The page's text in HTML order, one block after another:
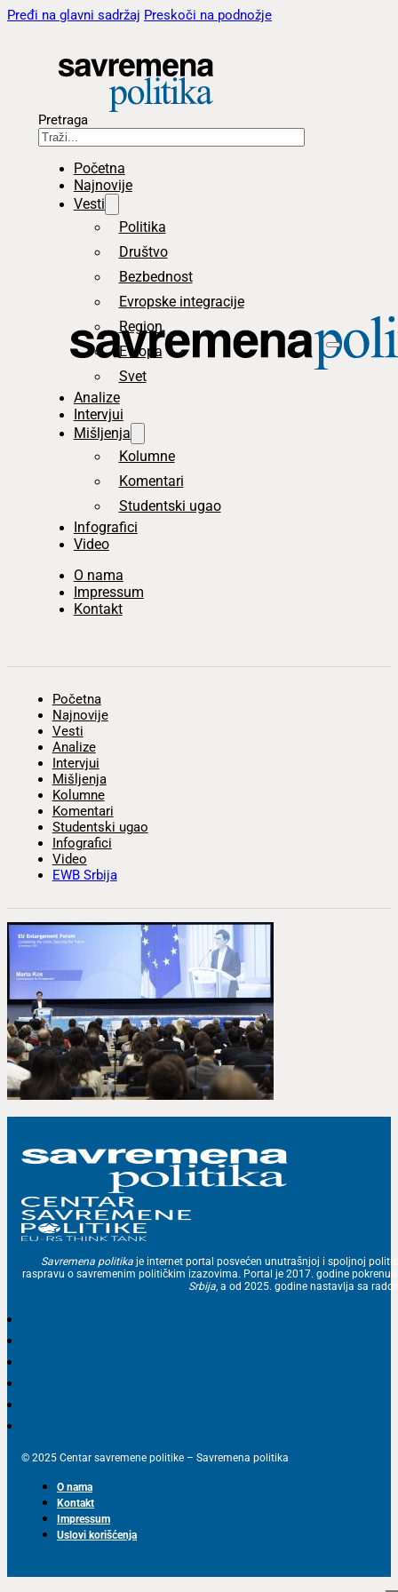
Pređi na glavni sadržaj Preskoči na podnožje
Pretraga
Početna
Najnovije
Vesti
Politika
Društvo
Bezbednost
Evropske integracije
Region
Evropa
Svet
Analize
Intervjui
Mišljenja
Kolumne
Komentari
Studentski ugao
Infografici
Video
O nama
Impressum
Kontakt
Početna
Najnovije
Vesti
Analize
Intervjui
Mišljenja
Kolumne
Komentari
Studentski ugao
Infografici
Video
EWB Srbija
Savremena politika je internet portal posvećen unutrašnjoj i spoljnoj
raspravu o savremenim političkim izazovima. Portal je 2017. godine
Srbija, a od 2025. godine nastavlja sa
© 2025 Centar savremene politike – Savremena politika
O nama
Kontakt
Impressum
Uslovi korišćenja